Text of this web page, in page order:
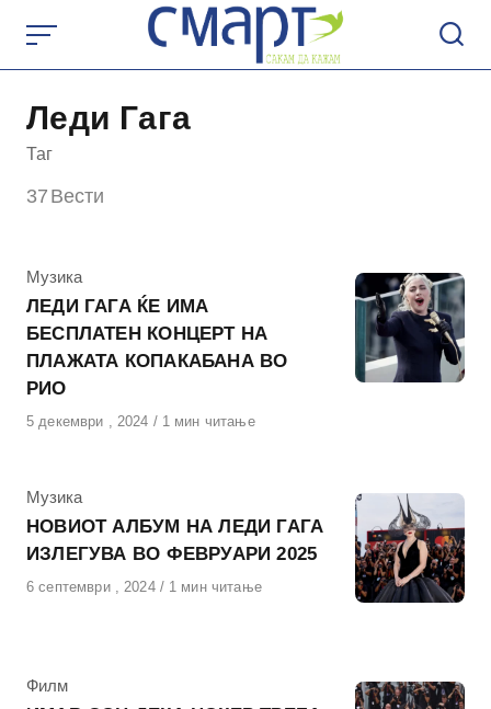
content
Леди Гага
Таг
37 Вести
КАтегорија
Музика
ЛЕДИ ГАГА ЌЕ ИМА
БЕСПЛАТЕН КОНЦЕРТ НА
ПЛАЖАТА КОПАКАБАНА ВО
РИО
Објавено
5 декември , 2024 1 мин читање
КАтегорија
Музика
НОВИОТ АЛБУМ НА ЛЕДИ ГАГА
ИЗЛЕГУВА ВО ФЕВРУАРИ 2025
Објавено
6 септември , 2024 1 мин читање
КАтегорија
Филм